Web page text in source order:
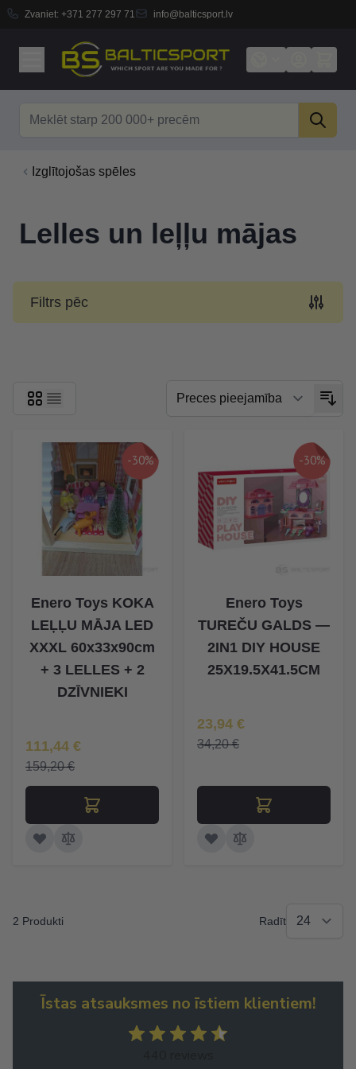
Zvaniet: +371 277 297 71 info@balticsport.lv
Izglītojošas spēles
Lelles un leļļu mājas
Filtrs pēc
-30%
Enero Toys KOKA
LEĻĻU MĀJA LED
XXXL 60x33x90cm
+ 3 LELLES + 2
DZĪVNIEKI
Īpaša Cena
111,44 €
159,20 €
-30%
Enero Toys
TUREČU GALDS —
2IN1 DIY HOUSE
25X19.5X41.5CM
Īpaša Cena
23,94 €
34,20 €
2 Produkti Radīt
Īstas atsauksmes no īstiem klientiem!